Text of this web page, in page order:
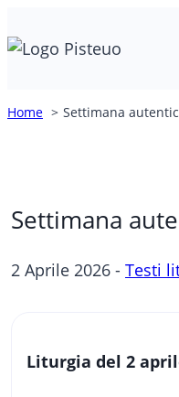
al
Home Settimana
Settimana
2 Aprile 2026 - Testi
Liturgia del 2